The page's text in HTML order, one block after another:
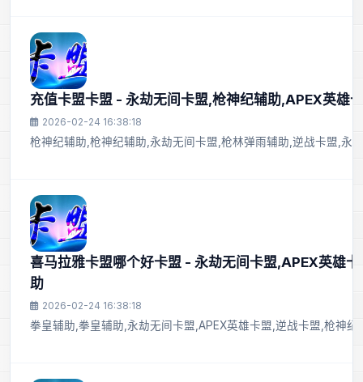
充值卡盟卡盟 - 永劫无间卡盟,枪神纪辅助,APEX英雄
2026-02-24 16:38:18
枪神纪辅助,枪神纪辅助,永劫无间卡盟,枪林弹雨辅助,逆战卡盟,永
喜马拉雅卡盟哪个好卡盟 - 永劫无间卡盟,APEX英雄
助
2026-02-24 16:38:18
拳皇辅助,拳皇辅助,永劫无间卡盟,APEX英雄卡盟,逆战卡盟,枪神